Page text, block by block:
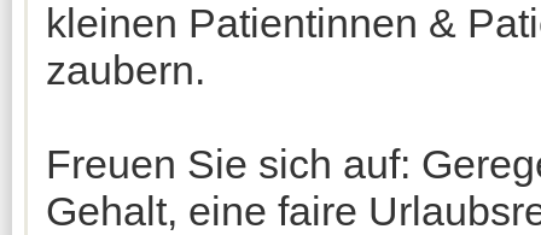
kleinen Patientinnen &
zaubern.
Freuen Sie sich auf:
Gehalt, eine faire